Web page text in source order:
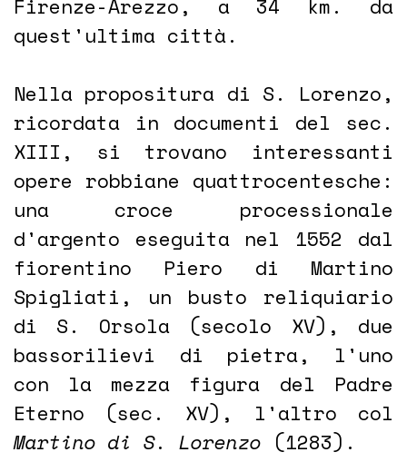
Firenze-Arezzo, a 34 km. da
quest'ultima città.
Nella propositura di S. Lorenzo,
ricordata in documenti del sec.
XIII, si trovano interessanti
opere robbiane quattrocentesche:
una croce processionale
d'argento eseguita nel 1552 dal
fiorentino Piero di Martino
Spigliati, un busto reliquiario
di S. Orsola (secolo XV), due
bassorilievi di pietra, l'uno
con la mezza figura del Padre
Eterno (sec. XV), l'altro col
Martino di S. Lorenzo (1283).